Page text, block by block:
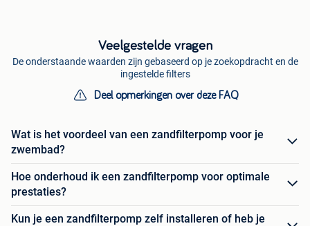
Veelgestelde vragen
De onderstaande waarden zijn gebaseerd op je zoekopdracht en de
ingestelde filters
Deel opmerkingen over deze FAQ
Wat is het voordeel van een zandfilterpomp voor je
zwembad?
Hoe onderhoud ik een zandfilterpomp voor optimale
prestaties?
Kun je een zandfilterpomp zelf installeren of heb je